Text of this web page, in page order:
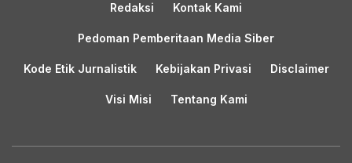
Redaksi Kontak Kami
Pedoman Pemberitaan Media Siber
Kode Etik Jurnalistik Kebijakan Privasi Disclaimer
Visi Misi Tentang Kami